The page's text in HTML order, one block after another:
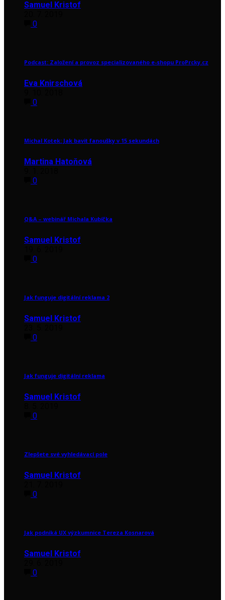
Samuel Kristof
0
Podcast: Založení a provoz specializovaného e-shopu ProPrcky.cz
Eva Knirschová
0
Michal Kotek: Jak bavit fanoušky v 15 sekundách
Martina Hatoňová
0
Q&A – webinář Michala Kubíčka
Samuel Kristof
0
Jak funguje digitální reklama 2
Samuel Kristof
0
Jak funguje digitální reklama
Samuel Kristof
0
Zlepšete své vyhledávací pole
Samuel Kristof
0
Jak podniká UX výzkumnice Tereza Kosnarová
Samuel Kristof
0